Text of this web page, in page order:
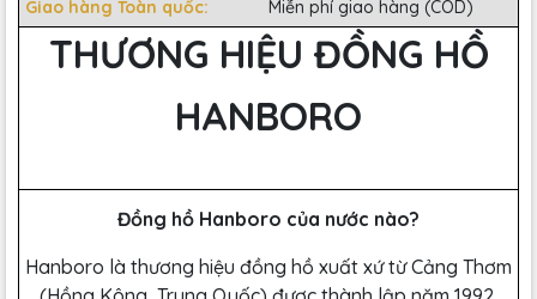
Giao hàng Toàn quốc:
Miễn phí giao hàng (COD)
THƯƠNG HIỆU ĐỒNG HỒ
HANBORO
Đồng hồ Hanboro của nước nào?
Hanboro là thương hiệu đồng hồ xuất xứ từ Cảng Thơm